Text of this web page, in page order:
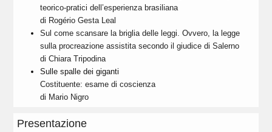
teorico-pratici dell’esperienza brasiliana
di Rogério Gesta Leal
Sul come scansare la briglia delle leggi. Ovvero, la legge
sulla procreazione assistita secondo il giudice di Salerno
di Chiara Tripodina
Sulle spalle dei giganti
Costituente: esame di coscienza
di Mario Nigro
Presentazione